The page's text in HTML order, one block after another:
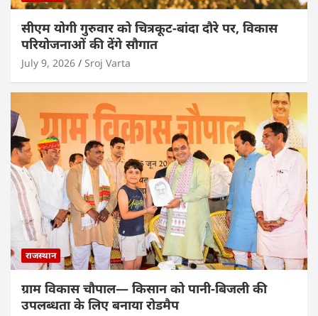
सीएम योगी गुरुवार को चित्रकूट-बांदा दौरे पर, विकास
परियोजनाओं की देंगे सौगात
July 9, 2026 Sroj Varta
राजस्थान
ग्राम विकास चौपाल— किसान को पानी-बिजली की
उपलब्धता के लिए बनाया रोडमैप